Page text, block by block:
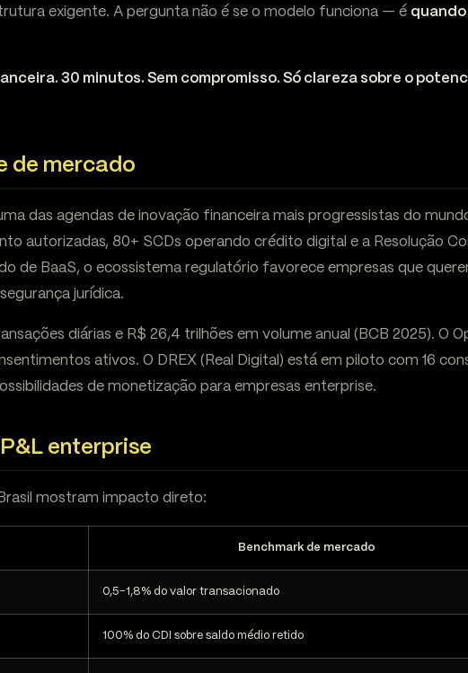
exigente. A pergunta não é se o modelo funciona — é quando
30 minutos. Sem compromisso. Só clareza sobre o
de mercado
das agendas de inovação financeira mais progressistas do
autorizadas, 80+ SCDs operando crédito digital e a Resolução
de BaaS, o ecossistema regulatório favorece empresas que
jurídica.
diárias e R$ 26,4 trilhões em volume anual (BCB 2025). O
ativos. O DREX (Real Digital) está em piloto com 16
de monetização para empresas enterprise.
enterprise
mostram impacto direto:
Benchmark de mercado
0,5-1,8% do valor transacionado
100% do CDI sobre saldo médio retido